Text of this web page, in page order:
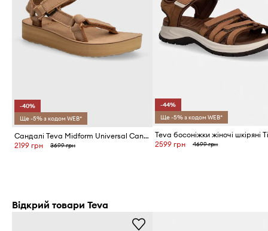
-40%
Ще -5% з кодом WEB*
Сандалі Teva Midform Universal Canvas
2199 грн
3699 грн
-44%
Ще -5% з кодом WEB*
2599 грн 4699 грн
Відкрий товари Teva